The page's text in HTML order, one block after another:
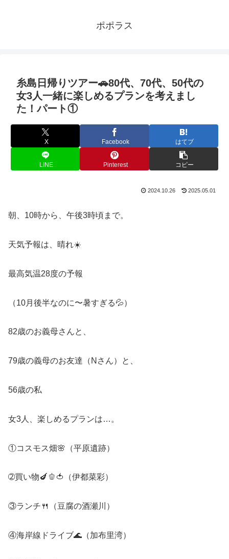
ポポラス
糸島日帰りツアー🚗80代、70代、50代の
女3人一緒に楽しめるプランを考えまし
た！パート①
X Facebook はてブ
LINE Pinterest コピー
2024.10.26 2025.05.01
朝、10時から、午後3時頃まで。
天気予報は、晴れ☀️
最高気温28度の予報
（10月後半なのに〜暑すぎる💦）
82歳のお義母さんと、
79歳の義母のお友達（Nさん）と、
56歳の私
女3人、楽しめるプランは…。
①コスモス畑🌸（平原遺跡）
➁買い物🍆🫑🍅（伊都菜彩）
③ランチ🍴（豆腐の酒瀬川）
④海岸線ドライブ🌊（加布里湾）